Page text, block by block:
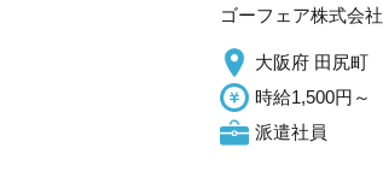
ゴーフェア株式会社
大阪府 田尻町
時給1,500円～
派遣社員